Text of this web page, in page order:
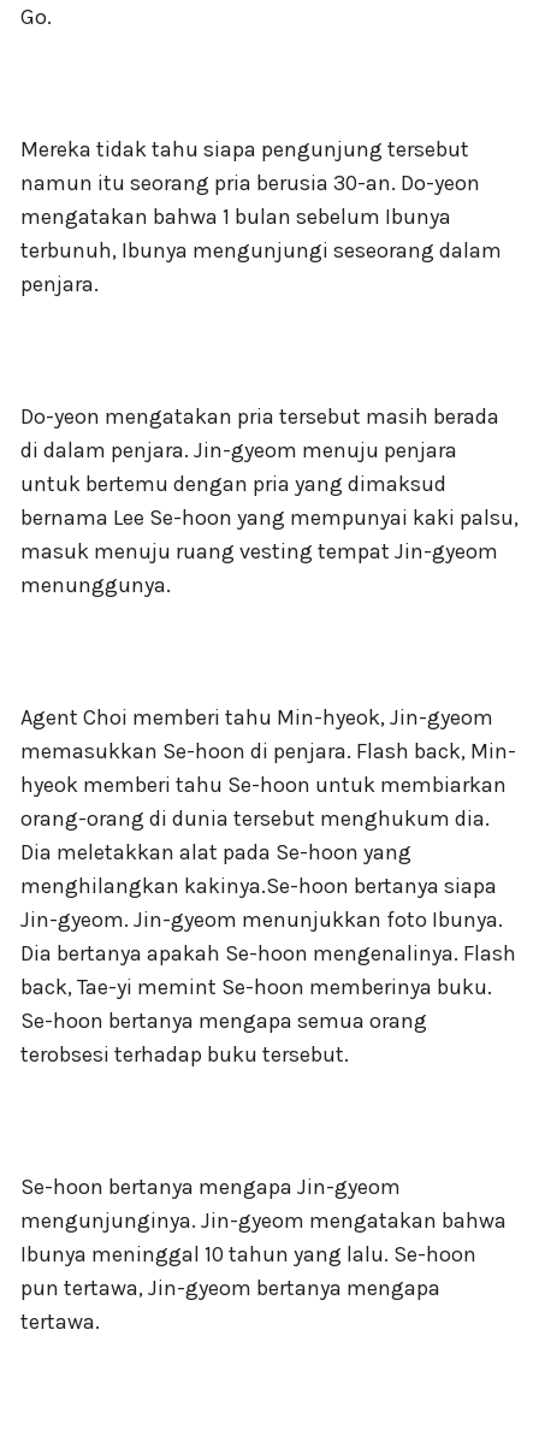
Go.
Mereka tidak tahu siapa pengunjung tersebut
namun itu seorang pria berusia 30-an. Do-yeon
mengatakan bahwa 1 bulan sebelum Ibunya
terbunuh, Ibunya mengunjungi seseorang dalam
penjara.
Do-yeon mengatakan pria tersebut masih berada
di dalam penjara. Jin-gyeom menuju penjara
untuk bertemu dengan pria yang dimaksud
bernama Lee Se-hoon yang mempunyai kaki palsu,
masuk menuju ruang vesting tempat Jin-gyeom
menunggunya.
Agent Choi memberi tahu Min-hyeok, Jin-gyeom
memasukkan Se-hoon di penjara. Flash back, Min-
hyeok memberi tahu Se-hoon untuk membiarkan
orang-orang di dunia tersebut menghukum dia.
Dia meletakkan alat pada Se-hoon yang
menghilangkan kakinya.Se-hoon bertanya siapa
Jin-gyeom. Jin-gyeom menunjukkan foto Ibunya.
Dia bertanya apakah Se-hoon mengenalinya. Flash
back, Tae-yi memint Se-hoon memberinya buku.
Se-hoon bertanya mengapa semua orang
terobsesi terhadap buku tersebut.
Se-hoon bertanya mengapa Jin-gyeom
mengunjunginya. Jin-gyeom mengatakan bahwa
Ibunya meninggal 10 tahun yang lalu. Se-hoon
pun tertawa, Jin-gyeom bertanya mengapa
tertawa.